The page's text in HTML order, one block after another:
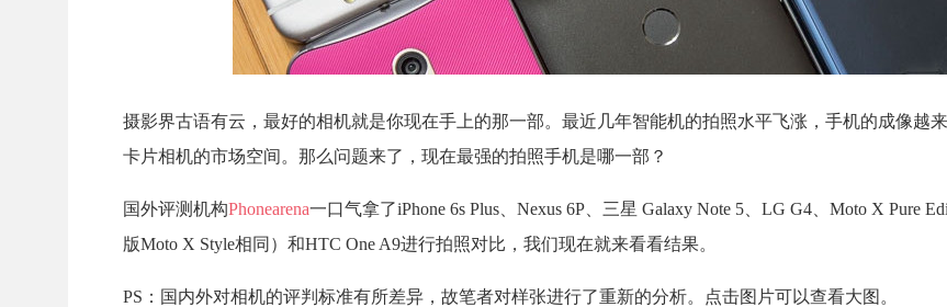
摄影界古语有云，最好的相机就是你现在手上的那一部。最近几年智能机的拍照水平飞涨，手机的成像越
卡片相机的市场空间。那么问题来了，现在最强的拍照手机是哪一部？
国外评测机构Phonearena一口气拿了iPhone 6s Plus、Nexus 6P、三星 Galaxy Note 5、LG G4、Moto X Pure
版Moto X Style相同）和HTC One A9进行拍照对比，我们现在就来看看结果。
PS：国内外对相机的评判标准有所差异，故笔者对样张进行了重新的分析。点击图片可以查看大图。